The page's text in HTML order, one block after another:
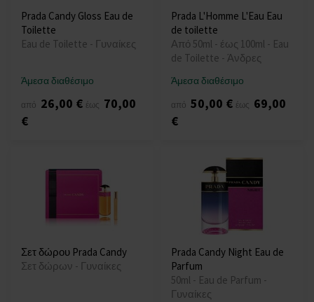
Prada Candy Gloss Eau de
Toilette
Eau de Toilette - Γυναίκες
Άμεσα διαθέσιμο
από 26,00 € έως 70,00
€
Prada L'Homme L'Eau Eau
de toilette
Από 50ml - έως 100ml - Eau
de Toilette - Άνδρες
Άμεσα διαθέσιμο
από 50,00 € έως 69,00
€
Σετ δώρου Prada Candy
Σετ δώρων - Γυναίκες
Prada Candy Night Eau de
Parfum
50ml - Eau de Parfum -
Γυναίκες